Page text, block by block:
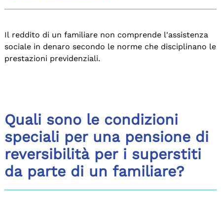
Il reddito di un familiare non comprende l'assistenza
sociale in denaro secondo le norme che disciplinano le
prestazioni previdenziali.
Quali sono le condizioni
speciali per una pensione di
reversibilità per i superstiti
da parte di un familiare?